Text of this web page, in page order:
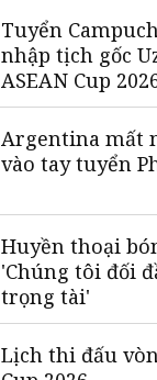
Tuyển
nhập tịch gốc
ASEAN Cup
Argentina mất
vào tay tuyển
Huyền thoại
'Chúng tôi đối
trọng tài'
Lịch thi đấu